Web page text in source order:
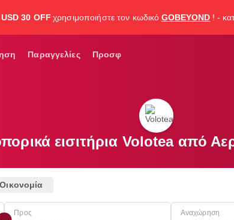
USD 30 OFF χρησιμοποιήστε τον κωδικό GOBEYOND ! -
Παραγγελίες Προσφ
εισιτήρια Volotea από
Οικονομία
Προς Αναχώρηση